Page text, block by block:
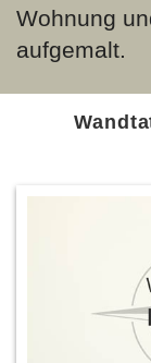
Wohnung
aufgemalt.